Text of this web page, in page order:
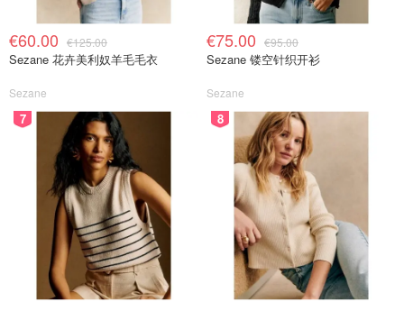
€60.00 €125.00
Sezane 花卉美利奴羊毛毛衣
Sezane
€75.00 €95.00
Sezane 镂空针织开衫
Sezane
7 8